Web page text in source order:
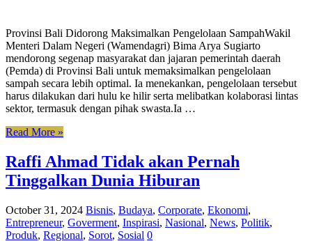
Provinsi Bali Didorong Maksimalkan Pengelolaan SampahWakil
Menteri Dalam Negeri (Wamendagri) Bima Arya Sugiarto
mendorong segenap masyarakat dan jajaran pemerintah daerah
(Pemda) di Provinsi Bali untuk memaksimalkan pengelolaan
sampah secara lebih optimal. Ia menekankan, pengelolaan tersebut
harus dilakukan dari hulu ke hilir serta melibatkan kolaborasi lintas
sektor, termasuk dengan pihak swasta.Ia …
Read More »
Raffi Ahmad Tidak akan Pernah
Tinggalkan Dunia Hiburan
October 31, 2024 Bisnis, Budaya, Corporate, Ekonomi,
Entrepreneur, Goverment, Inspirasi, Nasional, News, Politik,
Produk, Regional, Sorot, Sosial 0